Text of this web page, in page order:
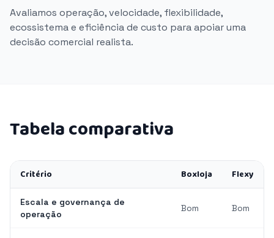
Avaliamos operação, velocidade, flexibilidade,
ecossistema e eficiência de custo para apoiar uma
decisão comercial realista.
Tabela comparativa
Critério Boxloja Flexy
Escala e governança de
operação
Bom Bom